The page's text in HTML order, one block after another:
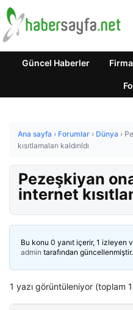
Güncel Haberler
Ana sayfa › Forumlar › Dünya ›
kısıtlamaları kaldırıldı
Pezeşkiyan
internet
Bu konu 0 yanıt içerir, 1 izleyen
admin tarafından güncellenmiştir.
1 yazı görüntüleniyor (toplam